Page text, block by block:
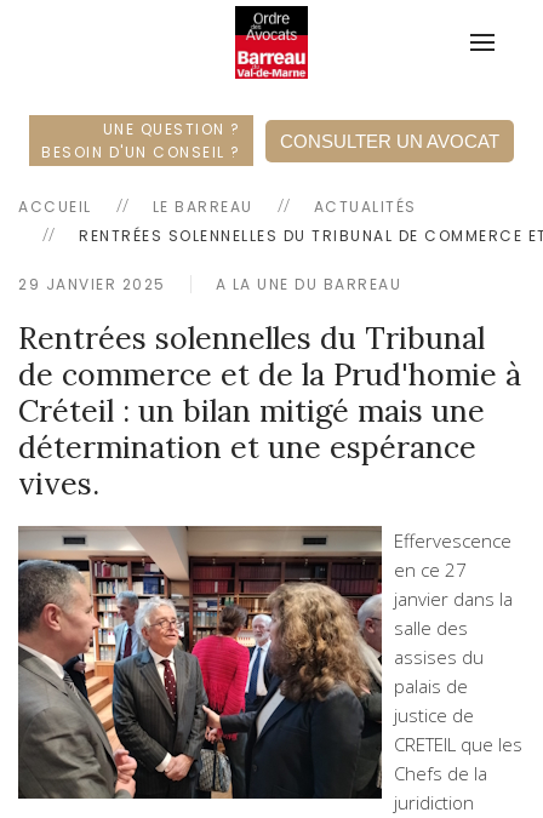
UNE QUESTION ?
BESOIN D'UN CONSEIL ?
CONSULTER UN AVOCAT
ACCUEIL LE BARREAU
ACTUALITÉS
RENTRÉES SOLENNELLES DU TRIBUNAL DE
29 JANVIER 2025 A LA UNE DU BARREAU
Rentrées solennelles du Tribunal
de commerce et de la Prud'homie à
Créteil : un bilan mitigé mais une
détermination et une espérance
vives.
Effervescence
en ce 27
janvier dans la
salle des
assises du
palais de
justice de
CRETEIL que les
Chefs de la
juridiction